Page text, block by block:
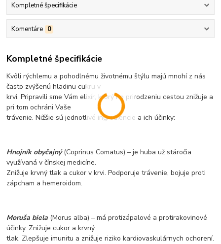
Kompletné špecifikácie
Komentáre 0
Kompletné špecifikácie
Kvôli rýchlemu a pohodlnému životnému štýlu majú mnohí z nás
často zvýšenú hladinu cukru v
krvi. Pripravili sme Vám elixír, ktorý ho prirodzeniu cestou znižuje a
pri tom ochráni Vaše
trávenie. Nižšie sú jednotlivé ingrediencie a ich účinky:
Hnojník obyčajný(Coprinus Comatus) – je huba už stáročia
využívaná v čínskej medicíne.
Znižuje krvný tlak a cukor v krvi. Podporuje trávenie, bojuje proti
zápcham a hemeroidom.
Moruša biela (Morus alba) – má protizápalové a protirakovinové
účinky. Znižuje cukor a krvný
tlak. Zlepšuje imunitu a znižuje riziko kardiovaskulárnych ochorení.